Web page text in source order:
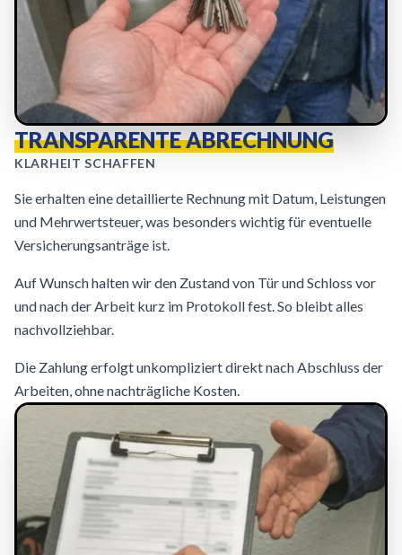
TRANSPARENTE ABRECHNUNG
KLARHEIT SCHAFFEN
Sie erhalten eine detaillierte Rechnung mit Datum, Leistungen
und Mehrwertsteuer, was besonders wichtig für eventuelle
Versicherungsanträge ist.
Auf Wunsch halten wir den Zustand von Tür und Schloss vor
und nach der Arbeit kurz im Protokoll fest. So bleibt alles
nachvollziehbar.
Die Zahlung erfolgt unkompliziert direkt nach Abschluss der
Arbeiten, ohne nachträgliche Kosten.